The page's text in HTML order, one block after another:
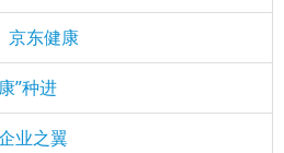
京东健康
”种进
业之翼